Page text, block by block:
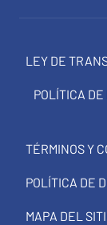
LEY DE
POLÍTICA DE
TÉRMINOS Y
POLÍTICA DE
MAPA DEL